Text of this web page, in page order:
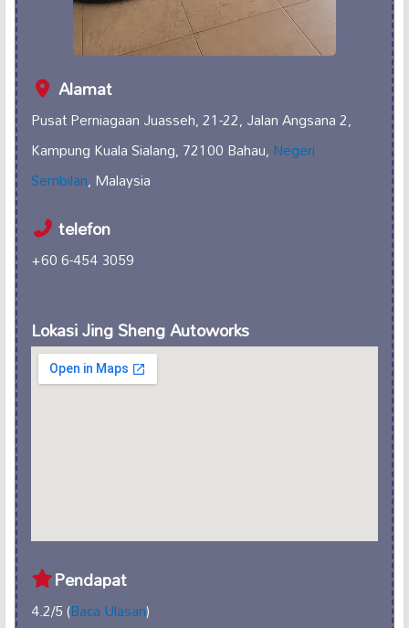
Alamat
Pusat Perniagaan Juasseh, 21-22, Jalan Angsana 2,
Kampung Kuala Sialang, 72100 Bahau,Negeri
Sembilan, Malaysia
telefon
+60 6-454 3059
Lokasi Jing Sheng Autoworks
Pendapat
4.2/5 (Baca Ulasan)